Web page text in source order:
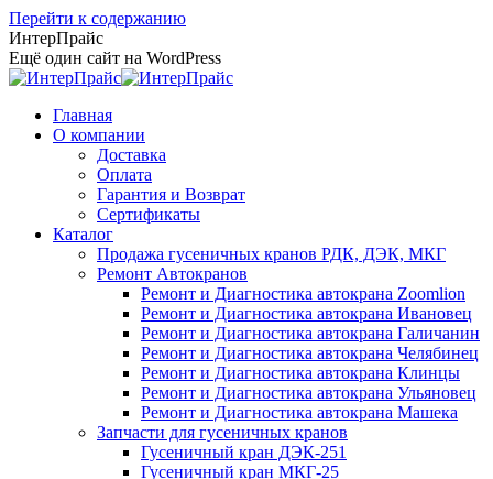
Перейти к содержанию
ИнтерПрайс
Ещё один сайт на WordPress
Главная
О компании
Доставка
Оплата
Гарантия и Возврат
Сертификаты
Каталог
Продажа гусеничных кранов РДК, ДЭК, МКГ
Ремонт Автокранов
Ремонт и Диагностика автокрана Zoomlion
Ремонт и Диагностика автокрана Ивановец
Ремонт и Диагностика автокрана Галичанин
Ремонт и Диагностика автокрана Челябинец
Ремонт и Диагностика автокрана Клинцы
Ремонт и Диагностика автокрана Ульяновец
Ремонт и Диагностика автокрана Машека
Запчасти для гусеничных кранов
Гусеничный кран ДЭК-251
Гусеничный кран МКГ-25